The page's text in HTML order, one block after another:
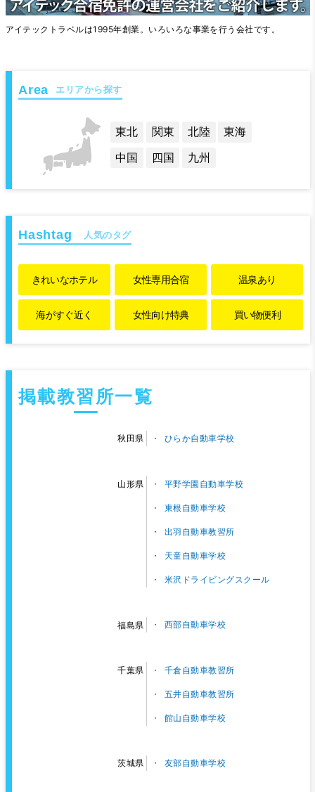
アイテックトラベルは1995年創業。いろいろな事業を行う会社です。
エリアから探す
東北 関東 北陸
東海
中国
四国 九州
人気のタグ
きれいなホテル 女性専用合宿 温泉あり
海がすぐ近く 女性向け特典 買い物便利
掲載教習所一覧
秋田県 ひらか自動車学校
山形県 平野学園自動車学校
東根自動車学校
出羽自動車教習所
天童自動車学校
米沢ドライビングスクール
福島県 西部自動車学校
千葉県 千倉自動車教習所
五井自動車教習所
館山自動車学校
茨城県 友部自動車学校